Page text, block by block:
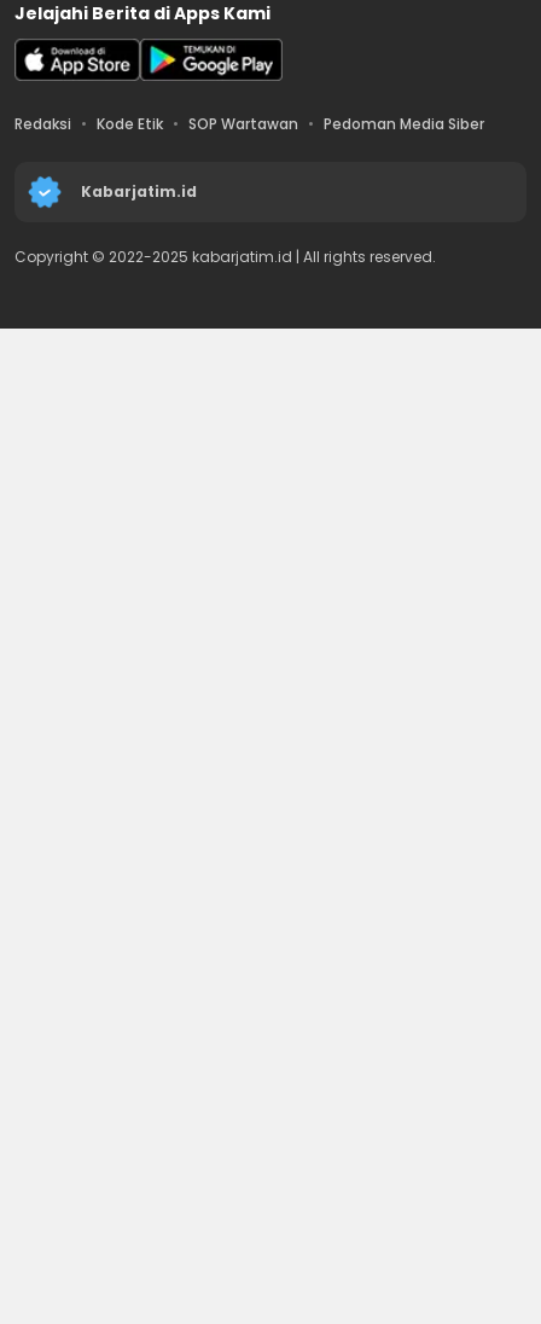
Jelajahi Berita di Apps Kami
Redaksi Kode Etik SOP Wartawan Pedoman Media Siber
Kabarjatim.id
Copyright © 2022-2025 kabarjatim.id | All rights reserved.